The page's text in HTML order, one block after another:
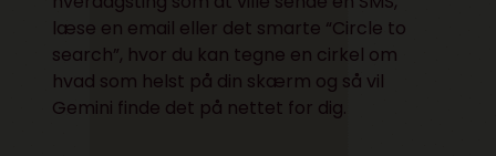
læse en email eller det smarte “Circle to
search”, hvor du kan tegne en cirkel om
hvad som helst på din skærm og så vil
Gemini finde det på nettet for dig.